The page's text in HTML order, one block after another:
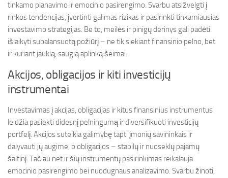
tinkamo planavimo ir emocinio pasirengimo. Svarbu atsižvelgti į
rinkos tendencijas, įvertinti galimas rizikas ir pasirinkti tinkamiausias
investavimo strategijas. Be to, meilės ir pinigų derinys gali padėti
išlaikyti subalansuotą požiūrį – ne tik siekiant finansinio pelno, bet
ir kuriant jaukią, saugią aplinką šeimai.
Akcijos, obligacijos ir kiti investicijų
instrumentai
Investavimas į akcijas, obligacijas ir kitus finansinius instrumentus
leidžia pasiekti didesnį pelningumą ir diversifikuoti investicijų
portfelį. Akcijos suteikia galimybę tapti įmonių savininkais ir
dalyvauti jų augime, o obligacijos – stabilų ir nuoseklų pajamų
šaltinį. Tačiau net ir šių instrumentų pasirinkimas reikalauja
emocinio pasirengimo bei nuodugnaus analizavimo. Svarbu žinoti,